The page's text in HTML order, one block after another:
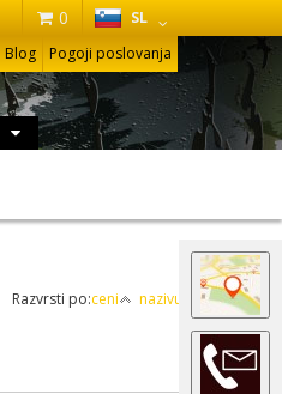
IŠČI
SL
0
Blog Pogoji poslovanja
Razvrsti po:ceni nazivu